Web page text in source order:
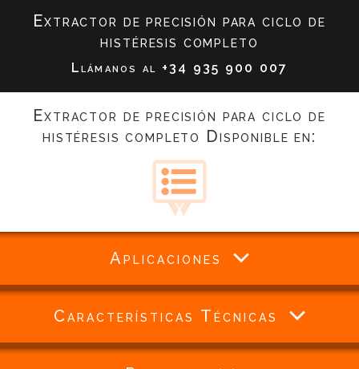
Extractor de precisión para ciclo de
histéresis completo
Llámanos al +34 935 900 007
Extractor de precisión para ciclo de
histéresis completo Disponible en:
Aplicaciones
Características Técnicas